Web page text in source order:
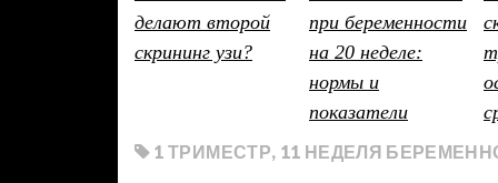
делают второй
скрининг узи?
при беременности
на 20 неделе:
нормы и
показатели
1 ТРИМЕСТР, 11 НЕДЕЛЯ